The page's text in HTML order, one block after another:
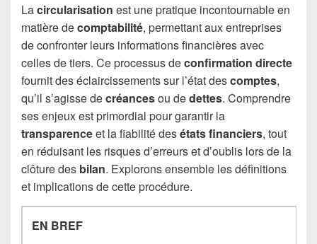
Lacircularisation est une pratique incontournable en
matière decomptabilité, permettant aux entreprises
de confronter leurs informations financières avec
celles de tiers. Ce processus deconfirmation directe
fournit des éclaircissements sur l’état descomptes,
qu’il s’agisse decréancesou dedettes. Comprendre
ses enjeux est primordial pour garantir la
transparenceet la fiabilité desétats financiers, tout
en réduisant les risques d’erreurs et d’oublis lors de la
clôture des bilan. Explorons ensemble les définitions
et implications de cette procédure.
EN BREF